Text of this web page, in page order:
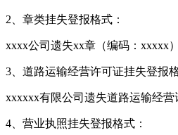
2、章类挂失登报格式：
xxxx公司遗失xx章（编码：xxxxx
3、道路运输经营许可证挂失登报
xxxxxx有限公司遗失道路运输经营
4、营业执照挂失登报格式：